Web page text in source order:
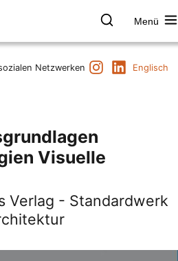
Menü
Netzwerken
InstagramLinkedIn
Englisch
Visuelle
Verlag - Standardwerk